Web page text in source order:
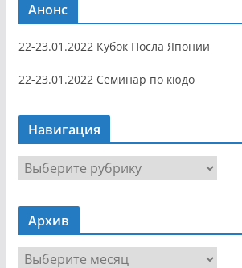
Анонс
22-23.01.2022 Кубок Посла Японии
22-23.01.2022 Семинар по кюдо
Навигация
Н
в
г
Архив